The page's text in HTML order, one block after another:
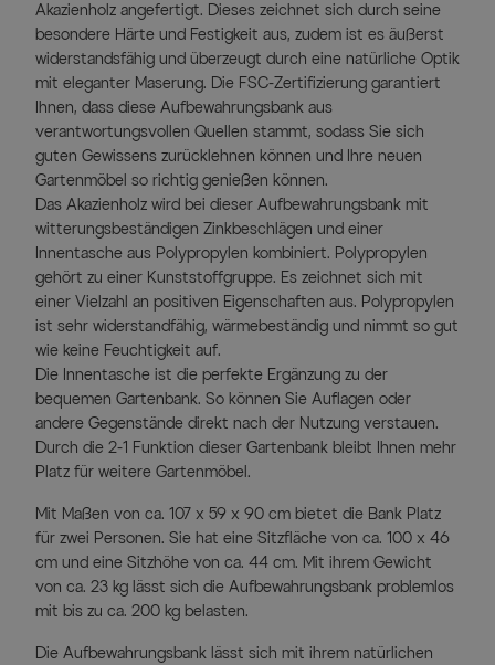
Akazienholz angefertigt. Dieses zeichnet sich durch seine
besondere Härte und Festigkeit aus, zudem ist es äußerst
widerstandsfähig und überzeugt durch eine natürliche Optik
mit eleganter Maserung. Die FSC-Zertifizierung garantiert
Ihnen, dass diese Aufbewahrungsbank aus
verantwortungsvollen Quellen stammt, sodass Sie sich
guten Gewissens zurücklehnen können und Ihre neuen
Gartenmöbel so richtig genießen können.
Das Akazienholz wird bei dieser Aufbewahrungsbank mit
witterungsbeständigen Zinkbeschlägen und einer
Innentasche aus Polypropylen kombiniert. Polypropylen
gehört zu einer Kunststoffgruppe. Es zeichnet sich mit
einer Vielzahl an positiven Eigenschaften aus. Polypropylen
ist sehr widerstandfähig, wärmebeständig und nimmt so gut
wie keine Feuchtigkeit auf.
Die Innentasche ist die perfekte Ergänzung zu der
bequemen Gartenbank. So können Sie Auflagen oder
andere Gegenstände direkt nach der Nutzung verstauen.
Durch die 2-1 Funktion dieser Gartenbank bleibt Ihnen mehr
Platz für weitere Gartenmöbel.
Mit Maßen von ca. 107 x 59 x 90 cm bietet die Bank Platz
für zwei Personen. Sie hat eine Sitzfläche von ca. 100 x 46
cm und eine Sitzhöhe von ca. 44 cm. Mit ihrem Gewicht
von ca. 23 kg lässt sich die Aufbewahrungsbank problemlos
mit bis zu ca. 200 kg belasten.
Die Aufbewahrungsbank lässt sich mit ihrem natürlichen